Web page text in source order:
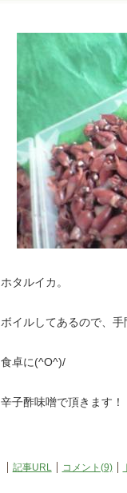
ホタルイカ。
ボイルしてあるので、
食卓に(^O^)/
辛子酢味噌で頂きます！
記事URL コメント(9)